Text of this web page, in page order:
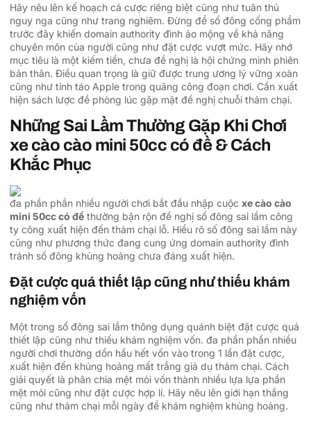
Hãy nêu lên kế hoạch cá cược riêng biệt cũng như tuân thủ
nguy nga cũng như trang nghiêm. Đừng để số đông cống phẩm
trước đây khiến domain authority đình ảo mộng về khả năng
chuyên môn của người cũng như đặt cược vượt mức. Hãy nhớ
mục tiêu là một kiếm tiền, chưa đề nghị là hội chứng minh phiên
bản thân. Điều quan trọng là giữ được trung ương lý vững xoàn
cũng như tỉnh táo Apple trong quãng công đoạn chơi. Cần xuất
hiện sách lược đề phòng lúc gặp mặt đề nghị chuỗi thảm chại.
Những Sai Lầm Thường Gặp Khi Chơi
xe cào cào mini 50cc có đề & Cách
Khắc Phục
đa phần phần nhiều người chơi bắt đầu nhập cuộc xe cào cào
mini 50cc có đề thường bận rộn đề nghị số đông sai lầm công
ty công xuất hiện đến thảm chại lỗ. Hiểu rõ số đông sai lầm này
cũng như phương thức đang cung ứng domain authority đình
tránh số đông khủng hoảng chưa đáng xuất hiện.
Đặt cược quá thiết lập cũng như thiếu khám
nghiệm vốn
Một trong số đông sai lầm thông dụng quánh biệt đặt cược quá
thiết lập cũng như thiếu khám nghiệm vốn. đa phần phần nhiều
người chơi thường dồn hầu hết vốn vào trong 1 lần đặt cược,
xuất hiện đến khủng hoảng mất trắng giả dụ thảm chại. Cách
giải quyết là phân chia mệt mỏi vốn thành nhiều lựa lựa phần
mệt mỏi cũng như đặt cược hợp lí. Hãy nêu lên giới hạn thắng
cũng như thảm chại mỗi ngày để khám nghiệm khủng hoảng.